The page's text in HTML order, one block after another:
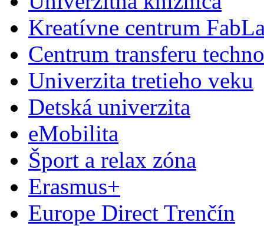
Kreatívne centrum
Centrum transferu
Univerzita tretieho veku
Detská univerzita
eMobilita
Šport a relax zóna
Erasmus+
Europe Direct Trenčín